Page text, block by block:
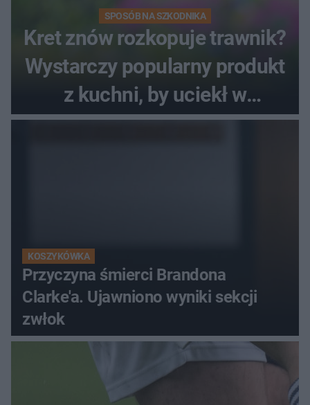
SPOSÓB NA SZKODNIKA
Kret znów rozkopuje trawnik?
Wystarczy popularny produkt
z kuchni, by uciekł w
popłochu
KOSZYKÓWKA
Przyczyna śmierci Brandona
Clarke'a. Ujawniono wyniki sekcji
zwłok